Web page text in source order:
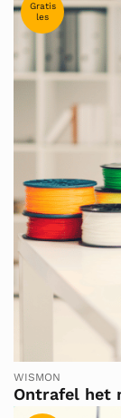
Gratis
les
WISMON
Ontrafel het